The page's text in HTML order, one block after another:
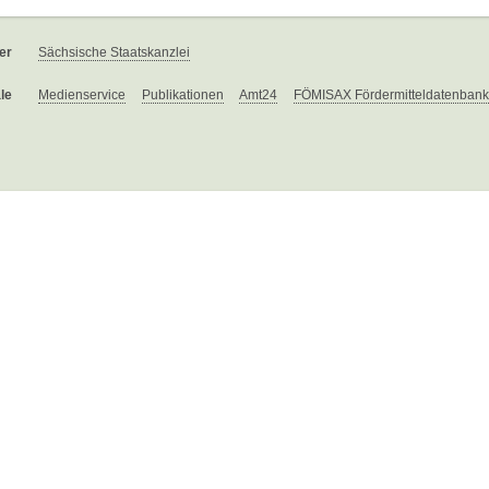
Sächsische Staatskanzlei
Medienservice Publikationen Amt24 FÖMISAX Fördermitteldatenbank